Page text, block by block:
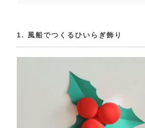
1. 風船でつくるひいらぎ飾り